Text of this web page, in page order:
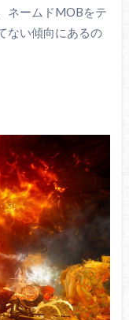
ネームドMOBをテ
ない傾向にあるの